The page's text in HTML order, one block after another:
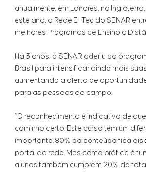
anualmente, em Londres, na
este ano, a Rede E-Tec do SENAR
melhores Programas de Ensino a
Há 3 anos, o SENAR aderiu ao
Brasil para intensificar ainda mais
aumentando a oferta de
para as pessoas do campo.
“O reconhecimento é indicativo de
caminho certo. Este curso tem um
importante. 80% do conteúdo fica
portal da rede. Mas como prática é
alunos também cumprem 20% do